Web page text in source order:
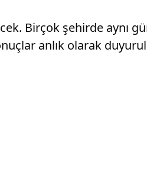
Birçok şehirde aynı
anlık olarak